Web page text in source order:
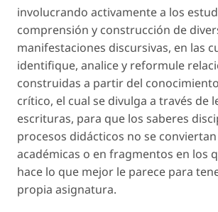
involucrando activamente a los
comprensión y construcción de
manifestaciones discursivas, en las
identifique, analice y reformule
construidas a partir del
crítico, el cual se divulga a través de
escrituras, para que los saberes
procesos didácticos no se conviertan
académicas o en fragmentos en los
hace lo que mejor le parece para
propia asignatura.